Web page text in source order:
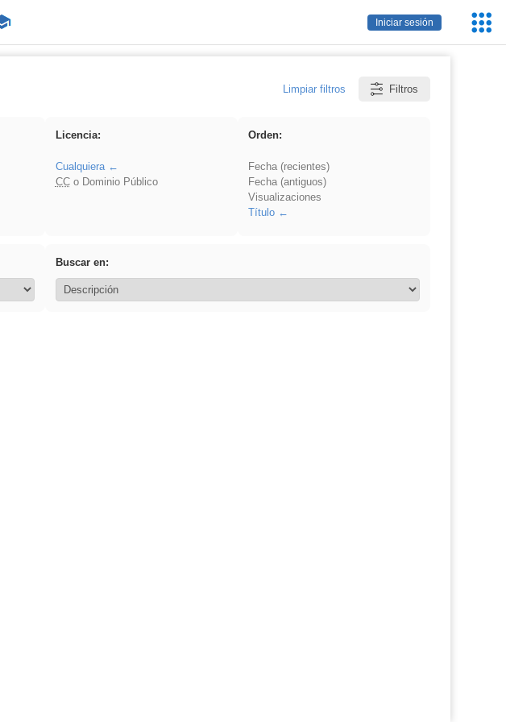
Iniciar sesión
Limpiar filtros Filtros
Licencia:
Cualquiera
CCo Dominio Público
Orden:
Fecha (recientes)
Fecha (antiguos)
Visualizaciones
Título
Buscar en: